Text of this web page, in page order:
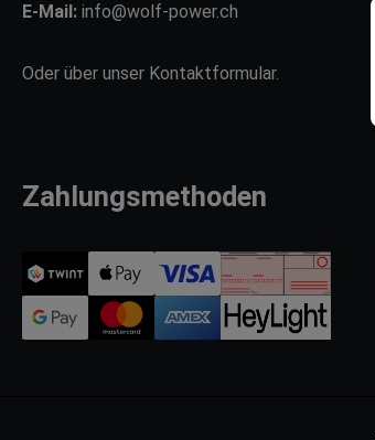
E-Mail: info@wolf-power.ch
Oder über unser Kontaktformular.
Zahlungsmethoden